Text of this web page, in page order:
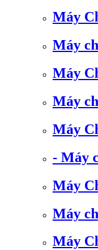
Máy
Máy
Máy
Máy
Máy
- Máy
Máy
Máy
Máy